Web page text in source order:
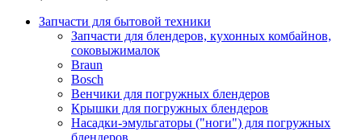
Запчасти для бытовой техники
Запчасти для блендеров, кухонных комбайнов,
соковыжималок
Braun
Bosch
Венчики для погружных блендеров
Крышки для погружных блендеров
Насадки-эмульгаторы ("ноги") для погружных
блендеров